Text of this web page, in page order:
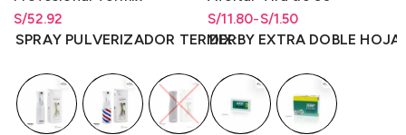
S/52.92
Rango de precios: desde
S/52.92 hastaS/52.92
SPRAY PULVERIZADOR TERMIX
Unidades
S/1.50
-
S/11.80
Rango de precios: desde
S/1.50 hasta S/11.80
Rango de precios: desde
S/1.50hastaS/11.80
DERBY EXTRA DOBLE HOJA